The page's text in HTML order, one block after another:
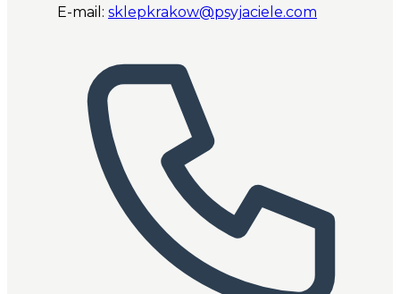
E-mail: sklepkrakow@psyjaciele.com